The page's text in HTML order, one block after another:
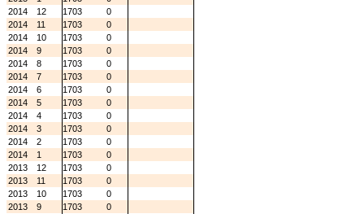
2014
12 1703
0
2014
11 1703
0
2014
10 1703
0
2014
9 1703
0
2014
8 1703
0
2014
7 1703
0
2014
6 1703
0
2014
5 1703
0
2014
4 1703
0
2014
3 1703
0
2014
2 1703
0
2014
1 1703
0
2013
12 1703
0
2013
11 1703
0
2013
10 1703
0
2013
9 1703
0